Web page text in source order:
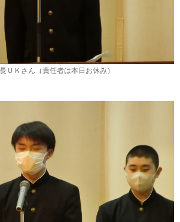
ＵＫさん（責任者は本日お休み）